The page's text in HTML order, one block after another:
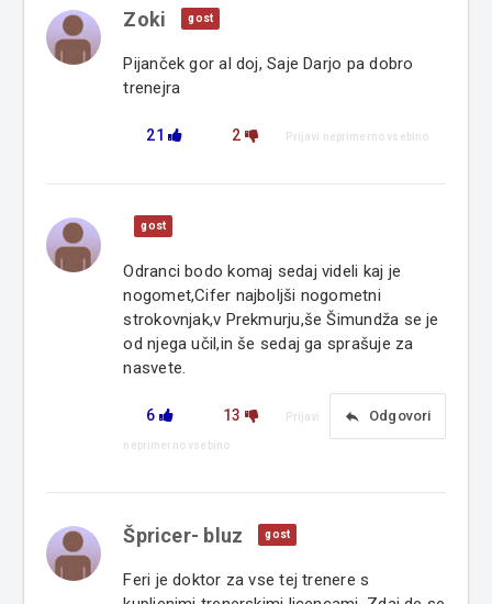
Zoki gost
Pijanček gor al doj, Saje Darjo pa dobro
trenejra
21 2 Prijavi neprimerno vsebino
gost
Odranci bodo komaj sedaj videli kaj je
nogomet,Cifer najboljši nogometni
strokovnjak,v Prekmurju,še Šimundža se je
od njega učil,in še sedaj ga sprašuje za
nasvete.
6 13 reply Odgovori
Prijavi
neprimerno vsebino
Špricer- bluz gost
Feri je doktor za vse tej trenere s